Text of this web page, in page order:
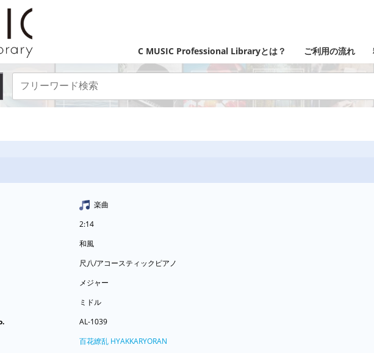
C MUSIC Professional Libraryとは？ ご利用の流れ
楽曲
2:14
和風
尺八/アコースティックピアノ
メジャー
ミドル
AL-1039
百花繚乱 HYAKKARYORAN